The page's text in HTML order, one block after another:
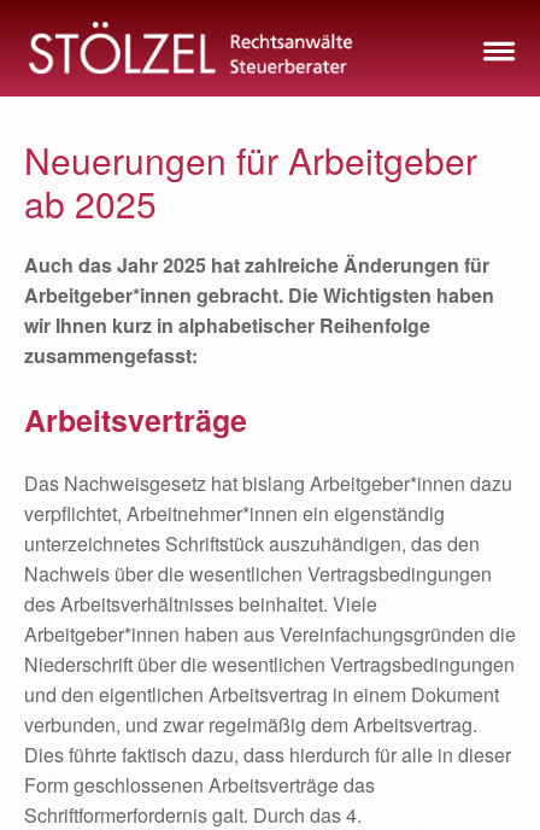
Inhalt
springen
Neuerungen für Arbeitgeber
ab 2025
Auch das Jahr 2025 hat zahlreiche Änderungen für
Arbeitgeber*innen gebracht. Die Wichtigsten haben
wir Ihnen kurz in alphabetischer Reihenfolge
zusammengefasst:
Arbeitsverträge
Das Nachweisgesetz hat bislang Arbeitgeber*innen dazu
verpflichtet, Arbeitnehmer*innen ein eigenständig
unterzeichnetes Schriftstück auszuhändigen, das den
Nachweis über die wesentlichen Vertragsbedingungen
des Arbeitsverhältnisses beinhaltet. Viele
Arbeitgeber*innen haben aus Vereinfachungsgründen die
Niederschrift über die wesentlichen Vertragsbedingungen
und den eigentlichen Arbeitsvertrag in einem Dokument
verbunden, und zwar regelmäßig dem Arbeitsvertrag.
Dies führte faktisch dazu, dass hierdurch für alle in dieser
Form geschlossenen Arbeitsverträge das
Schriftformerfordernis galt. Durch das 4.